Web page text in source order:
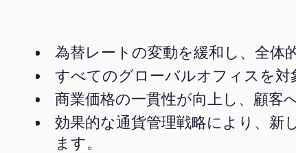
為替レートの変動を緩和し、全体
すべてのグローバルオフィスを
商業価格の一貫性が向上し、顧客
効果的な通貨管理戦略により、新
ます。